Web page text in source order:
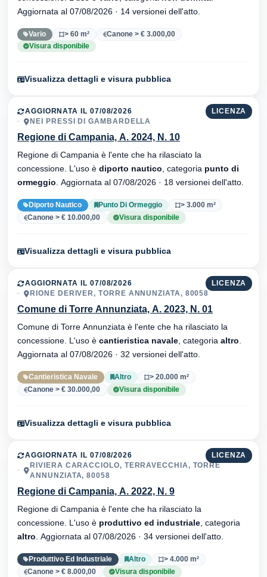
Aggiornata al 07/08/2026 · 14 versionei dell'atto.
Vario > 60 m²
Canone > € 3.000,00
Visura disponibile
Visualizza dettagli e visura pubblica
LICENZA
AGGIORNATA IL 07/08/2026
NEI PRESSI DI GAMBARDELLA
Regione di Campania, A. 2024, N. 10
Regione di Campania è l'ente che ha rilasciato la
concessione. L'uso è diporto nautico , categoria punto di
ormeggio
. Aggiornata al 07/08/2026 · 18 versionei dell'atto.
Diporto Nautico Punto Di Ormeggio
> 3.000 m²
Canone > € 10.000,00
Visura disponibile
Visualizza dettagli e visura pubblica
LICENZA
AGGIORNATA IL 07/08/2026
RIONE DERIVER, TORRE ANNUNZIATA, 80058
Comune di Torre Annunziata, A. 2023, N. 01
Comune di Torre Annunziata è l'ente che ha rilasciato la
concessione. L'uso è cantieristica navale , categoria altro
Aggiornata al 07/08/2026 · 32 versionei dell'atto.
Cantieristica Navale Altro
> 20.000 m²
Canone > € 30.000,00
Visura disponibile
Visualizza dettagli e visura pubblica
LICENZA
AGGIORNATA IL 07/08/2026
RIVIERA CARACCIOLO, TERRAVECCHIA, TORRE
ANNUNZIATA, 80058
Regione di Campania, A. 2022, N. 9
Regione di Campania è l'ente che ha rilasciato la
concessione. L'uso è produttivo ed industriale , categoria
altro
. Aggiornata al 07/08/2026 · 34 versionei dell'atto.
Produttivo Ed Industriale Altro
> 4.000 m²
Canone > € 8.000,00
Visura disponibile